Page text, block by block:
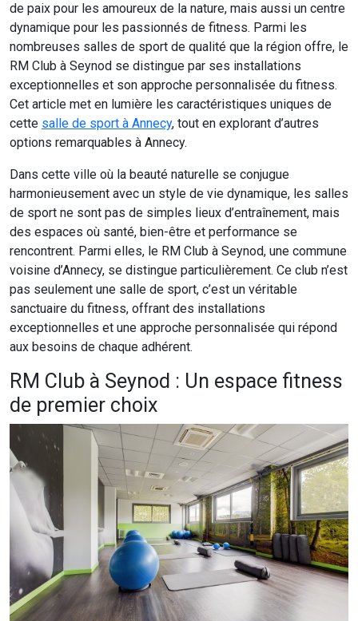
de paix pour les amoureux de la nature, mais aussi un centre
dynamique pour les passionnés de fitness. Parmi les
nombreuses salles de sport de qualité que la région offre, le
RM Club à Seynod se distingue par ses installations
exceptionnelles et son approche personnalisée du fitness.
Cet article met en lumière les caractéristiques uniques de
cette salle de sport à Annecy, tout en explorant d’autres
options remarquables à Annecy.
Dans cette ville où la beauté naturelle se conjugue
harmonieusement avec un style de vie dynamique, les salles
de sport ne sont pas de simples lieux d’entraînement, mais
des espaces où santé, bien-être et performance se
rencontrent. Parmi elles, le RM Club à Seynod, une commune
voisine d’Annecy, se distingue particulièrement. Ce club n’est
pas seulement une salle de sport, c’est un véritable
sanctuaire du fitness, offrant des installations
exceptionnelles et une approche personnalisée qui répond
aux besoins de chaque adhérent.
RM Club à Seynod : Un espace fitness
de premier choix